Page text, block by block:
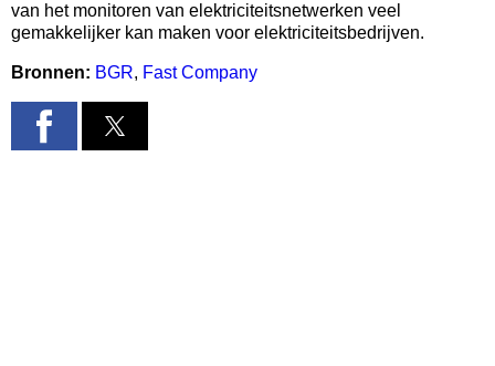
van het monitoren van elektriciteitsnetwerken veel
gemakkelijker kan maken voor elektriciteitsbedrijven.
Bronnen: BGR, Fast Company